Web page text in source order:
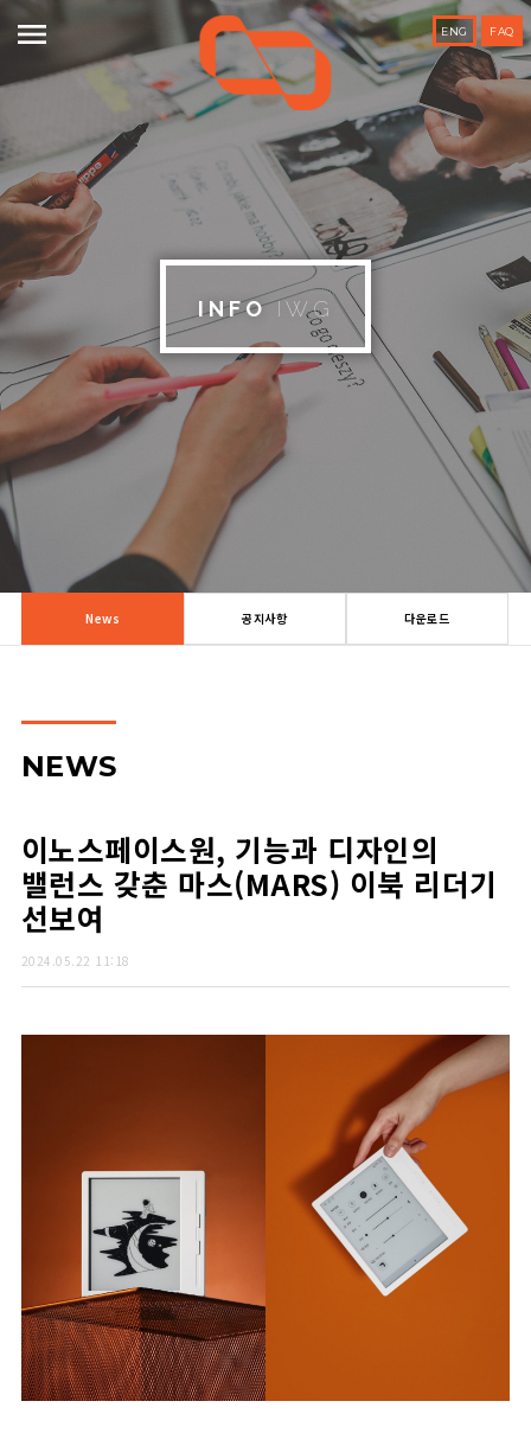
 ENG FAQ
INFOIWG
News 공지사항 다운로드
NEWS
이노스페이스원, 기능과 디자인의
밸런스 갖춘 마스(MARS) 이북 리더기
선보여
2024.05.22 11:18